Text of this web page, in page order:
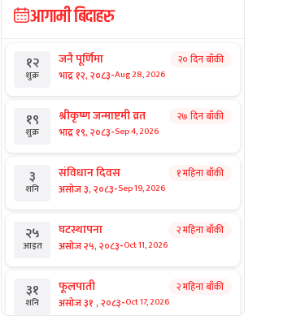
आगामी बिदाहरु
१२
शुक्र
जनै पूर्णिमा
भाद्र १२, २०८३-Aug 28, 2026
२० दिन बाँकी
१९
शुक्र
श्रीकृष्ण जन्माष्टमी व्रत
भाद्र १९, २०८३-Sep 4, 2026
२७ दिन बाँकी
३
शनि
संविधान दिवस
असोज ३, २०८३-Sep 19, 2026
१ महिना बाँकी
२५
आइत
घटस्थापना
असोज २५, २०८३-Oct 11, 2026
२ महिना बाँकी
३१
शनि
फूलपाती
असोज ३१ , २०८३-Oct 17, 2026
२ महिना बाँकी